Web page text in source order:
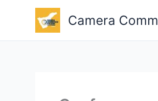
contenido
Camera